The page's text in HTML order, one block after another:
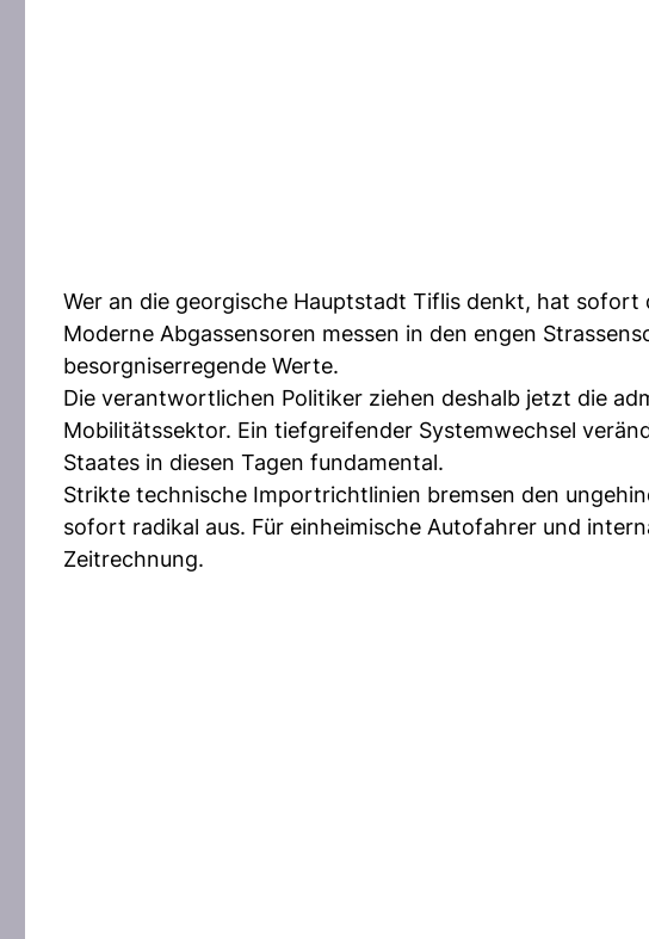
Wer an die georgische Hauptstadt Tiflis denkt, hat
Moderne Abgassensoren messen in den engen
besorgniserregende Werte.
Die verantwortlichen Politiker ziehen deshalb jetzt die
Mobilitätssektor. Ein tiefgreifender Systemwechsel
Staates in diesen Tagen fundamental.
Strikte technische Importrichtlinien bremsen den
sofort radikal aus. Für einheimische Autofahrer und
Zeitrechnung.